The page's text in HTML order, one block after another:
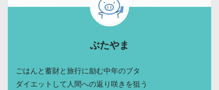
ぶたやま
ごはんと蓄財と旅行に励む中年のブタ
ダイエットして人間への返り咲きを狙う